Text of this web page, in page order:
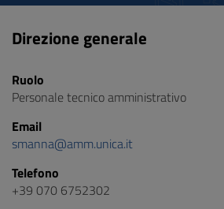
sito
al
Direzione generale
Ruolo
Personale tecnico amministrativo
Email
smanna@amm.unica.it
Telefono
+39 070 6752302